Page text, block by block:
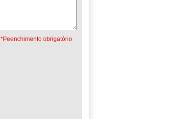
*Peenchimento obrigatório